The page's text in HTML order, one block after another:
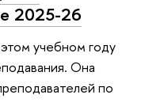
2025-26
учебном году
Она
по